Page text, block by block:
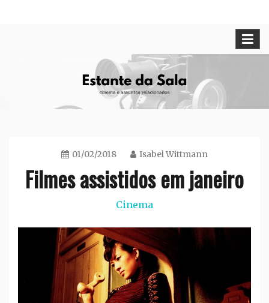
01/02/2018 Isabel Wittmann
Filmes assistidos em janeiro
Cinema